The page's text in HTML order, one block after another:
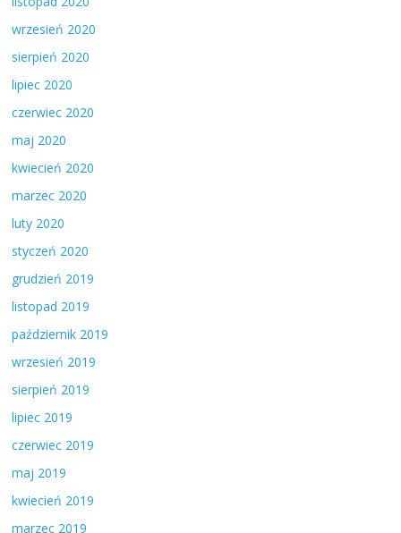
wrzesień 2020
sierpień 2020
lipiec 2020
czerwiec 2020
maj 2020
kwiecień 2020
marzec 2020
luty 2020
styczeń 2020
grudzień 2019
listopad 2019
październik 2019
wrzesień 2019
sierpień 2019
lipiec 2019
czerwiec 2019
maj 2019
kwiecień 2019
marzec 2019